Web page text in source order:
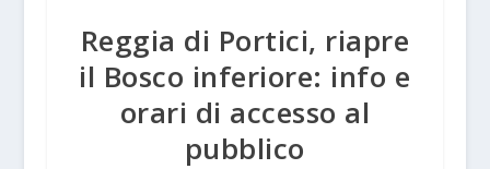
Reggia di Portici, riapre
il Bosco inferiore: info e
orari di accesso al
pubblico